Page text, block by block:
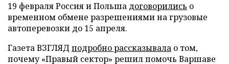
19 февраля Россия и Польша договорились о
временном обмене разрешениями на грузовые
автоперевозки до 15 апреля.
Газета ВЗГЛЯД подробно рассказывала о том,
почему «Правый сектор» решил помочь Варшаве